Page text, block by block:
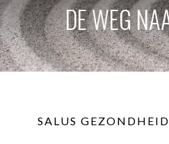
DE WEG
SALUS